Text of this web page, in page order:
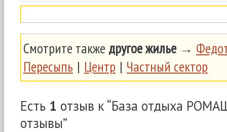
Смотрите также другое жилье→
Пересыпь | Центр | Частный сектор
Есть 1 отзыв к “База отдыха
отзывы”